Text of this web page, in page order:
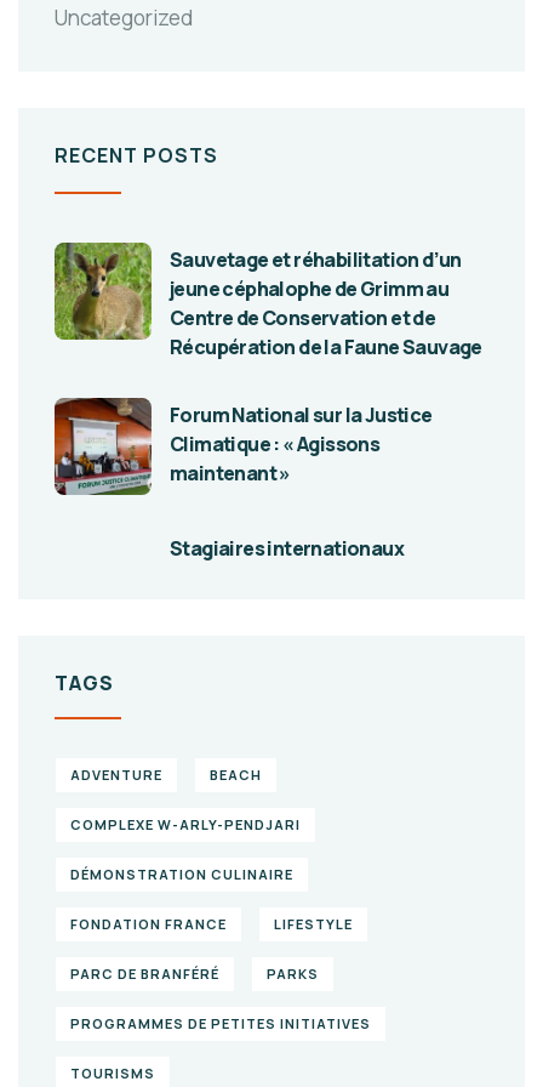
Uncategorized
RECENT POSTS
Sauvetage et réhabilitation d’un
jeune céphalophe de Grimm au
Centre de Conservation et de
Récupération de la Faune Sauvage
Forum National sur la Justice
Climatique : « Agissons
maintenant »
Stagiaires internationaux
TAGS
ADVENTURE BEACH
COMPLEXE W-ARLY-PENDJARI
DÉMONSTRATION CULINAIRE
FONDATION FRANCE LIFESTYLE
PARC DE BRANFÉRÉ PARKS
PROGRAMMES DE PETITES INITIATIVES
TOURISMS